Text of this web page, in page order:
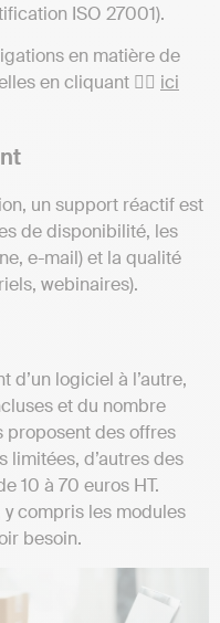
ISO 27001).
en matière de
en cliquant 👉🏻 ici
un support réactif est
de disponibilité, les
e-mail) et la qualité
webinaires).
logiciel à l’autre,
et du nombre
proposent des offres
d’autres des
10 à 70 euros HT.
compris les modules
besoin.